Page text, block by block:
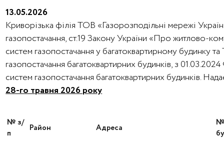
13.05.2026
Криворізька філія ТОВ «Газорозподільні мережі
газопостачання, ст.19 Закону України «Про житлово-
систем газопостачання у багатоквартирному будинку
газопостачання багатоквартирних будинків, з
систем газопостачання багатоквартирних будинків.
28-го травня 2026 року
№ з/
п
Район Адреса